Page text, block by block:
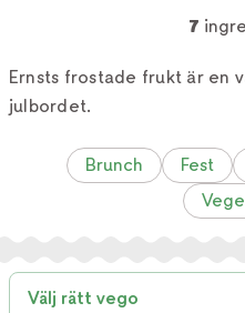
7
Ernsts frostade frukt är en
julbordet.
Brunch Fest
Välj rätt vego